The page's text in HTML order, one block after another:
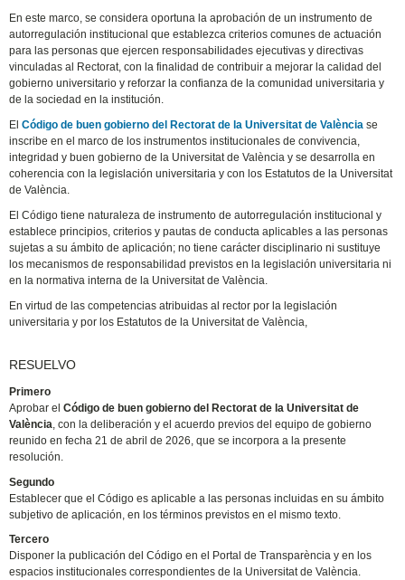
En este marco, se considera oportuna la aprobación de un instrumento de
autorregulación institucional que establezca criterios comunes de actuación
para las personas que ejercen responsabilidades ejecutivas y directivas
vinculadas al Rectorat, con la finalidad de contribuir a mejorar la calidad del
gobierno universitario y reforzar la confianza de la comunidad universitaria y
de la sociedad en la institución.
ElCódigo de buen gobierno del Rectorat de la Universitat de València se
inscribe en el marco de los instrumentos institucionales de convivencia,
integridad y buen gobierno de la Universitat de València y se desarrolla en
coherencia con la legislación universitaria y con los Estatutos de la Universitat
de València.
El Código tiene naturaleza de instrumento de autorregulación institucional y
establece principios, criterios y pautas de conducta aplicables a las personas
sujetas a su ámbito de aplicación; no tiene carácter disciplinario ni sustituye
los mecanismos de responsabilidad previstos en la legislación universitaria ni
en la normativa interna de la Universitat de València.
En virtud de las competencias atribuidas al rector por la legislación
universitaria y por los Estatutos de la Universitat de València,
RESUELVO
Primero
Aprobar elCódigo de buen gobierno del Rectorat de la Universitat de
València , con la deliberación y el acuerdo previos del equipo de gobierno
reunido en fecha 21 de abril de 2026, que se incorpora a la presente
resolución.
Segundo
Establecer que el Código es aplicable a las personas incluidas en su ámbito
subjetivo de aplicación, en los términos previstos en el mismo texto.
Tercero
Disponer la publicación del Código en el Portal de Transparència y en los
espacios institucionales correspondientes de la Universitat de València.